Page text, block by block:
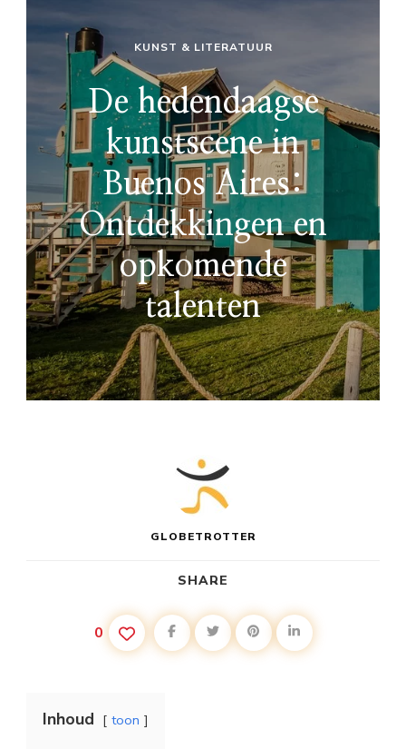
KUNST & LITERATUUR
De hedendaagse
kunstscene in
Buenos Aires:
Ontdekkingen en
opkomende
talenten
GLOBETROTTER
SHARE
0
Inhoud toon